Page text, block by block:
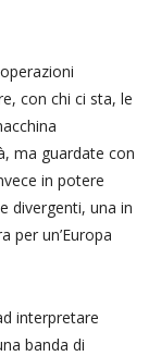
con chi ci sta, le
ma guardate con
in potere
divergenti, una in
per un’Europa
interpretare
banda di